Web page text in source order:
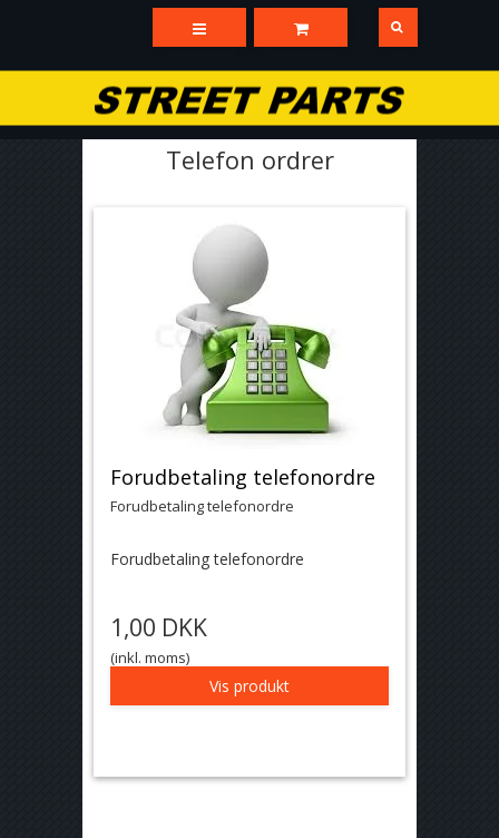
Telefon ordrer
Forudbetaling telefonordre
Forudbetaling telefonordre
Forudbetaling telefonordre
1,00 DKK
(inkl. moms)
Vis produkt